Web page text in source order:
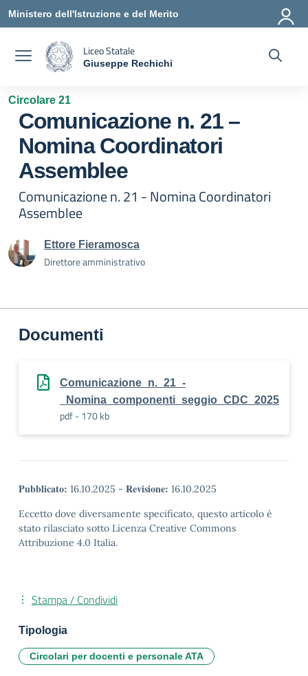
Vai ai contenuti
Vai al menu di navigazione
Vai al footer
Ministero dell'Istruzione e del Merito
Liceo Statale
Giuseppe Rechichi
Circolare 21
Comunicazione n. 21 –
Nomina Coordinatori
Assemblee
Comunicazione n. 21 - Nomina Coordinatori
Assemblee
Ettore Fieramosca
Direttore amministrativo
Documenti
Comunicazione_n._21_-
_Nomina_componenti_seggio_CDC_2025
pdf - 170 kb
Pubblicato: 16.10.2025 - Revisione: 16.10.2025
Eccetto dove diversamente specificato, questo articolo è
stato rilasciato sotto Licenza Creative Commons
Attribuzione 4.0 Italia.
Stampa / Condividi
Tipologia
Circolari per docenti e personale ATA